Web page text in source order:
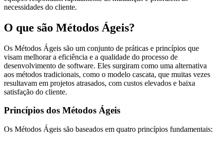
necessidades do cliente.
O que são Métodos Ágeis?
Os Métodos Ágeis são um conjunto de práticas e princípios que
visam melhorar a eficiência e a qualidade do processo de
desenvolvimento de software. Eles surgiram como uma alternativa
aos métodos tradicionais, como o modelo cascata, que muitas vezes
resultavam em projetos atrasados, com custos elevados e baixa
satisfação do cliente.
Princípios dos Métodos Ágeis
Os Métodos Ágeis são baseados em quatro princípios fundamentais: